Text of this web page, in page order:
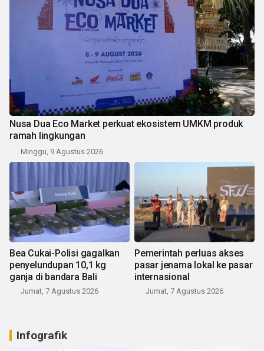
Nusa Dua Eco Market perkuat ekosistem UMKM produk
ramah lingkungan
Minggu, 9 Agustus 2026
Bea Cukai-Polisi gagalkan
penyelundupan 10,1 kg
ganja di bandara Bali
Jumat, 7 Agustus 2026
Pemerintah perluas akses
pasar jenama lokal ke pasar
internasional
Jumat, 7 Agustus 2026
Infografik